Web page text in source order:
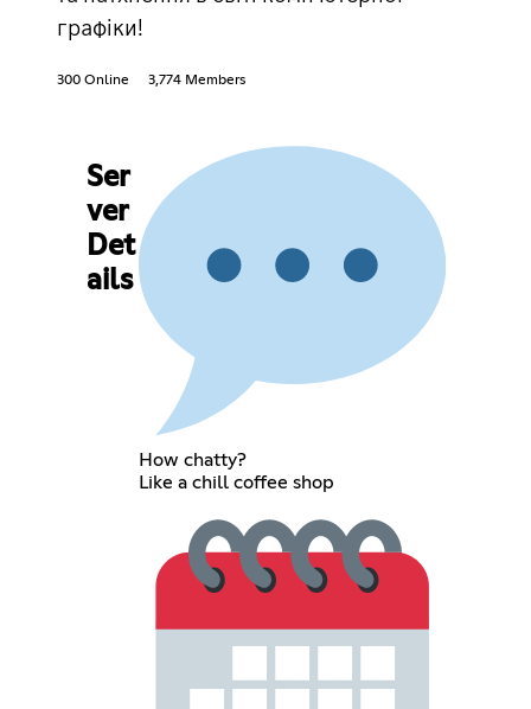
графіки!
300 Online 3,774 Members
Ser
ver
Det
ails
How chatty?
Like a chill coffee shop